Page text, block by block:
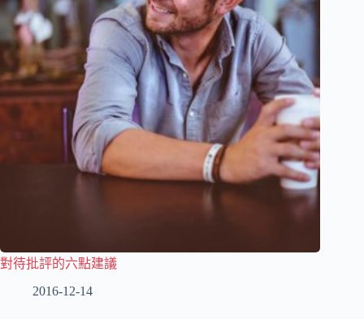
對待批評的六點建議
2016-12-14